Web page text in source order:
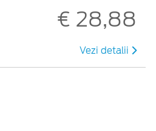
€ 28,88
Vezi detalii